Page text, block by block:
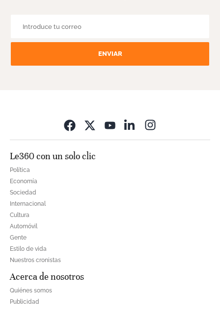
ENVIAR
Le360 con un solo clic
Política
Economía
Sociedad
Internacional
Cultura
Automóvil
Gente
Estilo de vida
Nuestros cronistas
Acerca de nosotros
Quiénes somos
Publicidad